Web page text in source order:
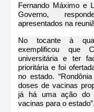
Fernando Máximo e
Governo,
apresentados na
No tocante à
exemplificou que
universitária e ter
prioritária e foi
no estado.
doses de vacinas
já há uma ação do
vacinas para o